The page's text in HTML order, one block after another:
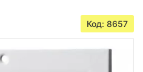
Код: 8657